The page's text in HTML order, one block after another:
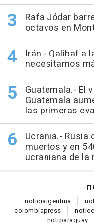
Rafa Jódar
octavos en
Irán.- Qalibaf a
necesitamos
Guatemala.- El
Guatemala
las primeras
Ucrania.- Rusia
muertos y en
ucraniana de la
noticiargentina
colombiapress noti
notiparaguay